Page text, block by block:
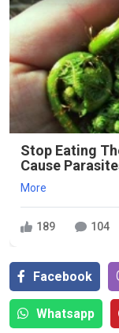
Stop Eating
Cause
More
189 104
Facebook
Whatsapp